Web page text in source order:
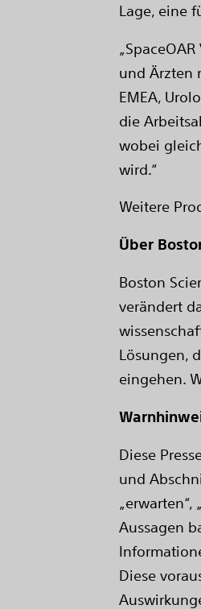
Lage, eine
und Ärzten
EMEA,
die
wobei
wird.“
Weitere
Über
Boston
verändert
Lösungen,
eingehen.
Diese
und
Aussagen
Diese